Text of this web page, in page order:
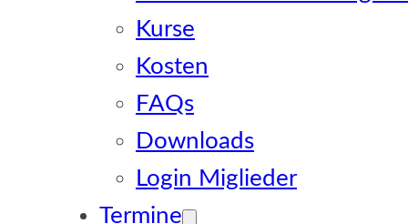
Kurse
Kosten
FAQs
Downloads
Login Miglieder
Termine